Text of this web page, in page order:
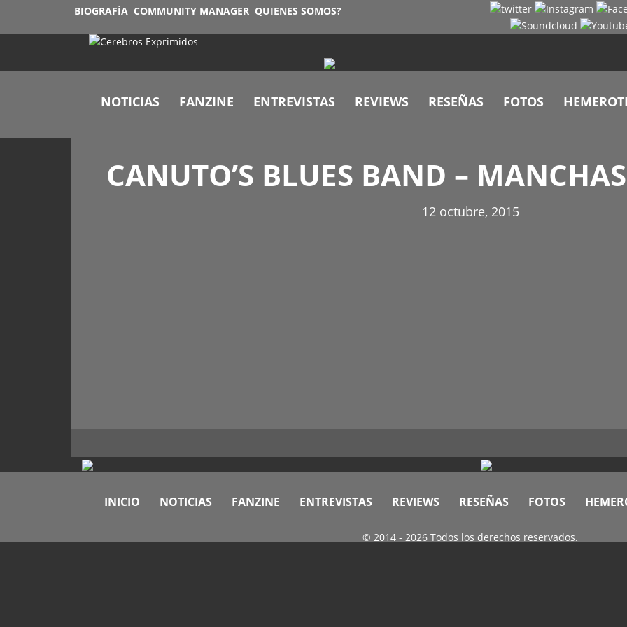
BIOGRAFÍA COMMUNITY MANAGER QUIENES SOMOS?
NOTICIAS FANZINE ENTREVISTAS REVIEWS RESEÑAS FOTOS
CANUTO’S BLUES BAND –
12 octubre, 2015
INICIO NOTICIAS FANZINE ENTREVISTAS REVIEWS RESEÑAS FOTOS
© 2014 - 2026 Todos los derechos reservados.